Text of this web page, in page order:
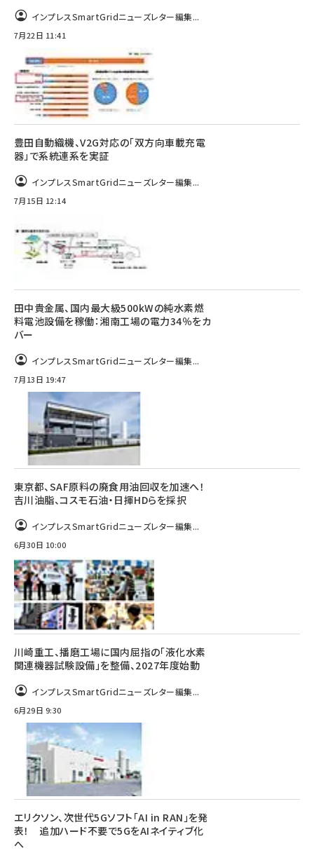
インプレスSmartGridニューズレター編集...
7月22日 11:41
豊田自動織機、V2G対応の「双方向車載充電
器」で系統連系を実証
インプレスSmartGridニューズレター編集...
7月15日 12:14
田中貴金属、国内最大級500kWの純水素燃
料電池設備を稼働：湘南工場の電力34％をカ
バー
インプレスSmartGridニューズレター編集...
7月13日 19:47
東京都、SAF原料の廃食用油回収を加速へ！
吉川油脂、コスモ石油・日揮HDらを採択
インプレスSmartGridニューズレター編集...
6月30日 10:00
川崎重工、播磨工場に国内屈指の「液化水素
関連機器試験設備」を整備、2027年度始動
インプレスSmartGridニューズレター編集...
6月29日 9:30
エリクソン、次世代5Gソフト「AI in RAN」を発
表！ 追加ハード不要で5GをAIネイティブ化
へ